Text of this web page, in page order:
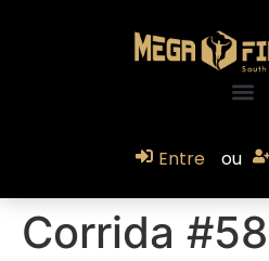
Entre ou
Corrida